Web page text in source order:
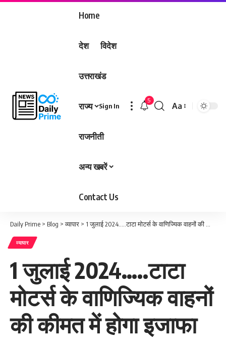
Home
देश विदेश
उत्तराखंड
राज्य
राजनीती
अन्य खबरें
Contact Us
Sign In
5
Font
Aa
Daily Prime > Blog >व्यापार > 1 जुलाई 2024…..टाटा मोटर्स के वाणिज्यिक वाहनों की कीमत में होगा इजाफा
व्यापार
1 जुलाई 2024…..टाटा
मोटर्स के वाणिज्यिक वाहनों
की कीमत में होगा इजाफा